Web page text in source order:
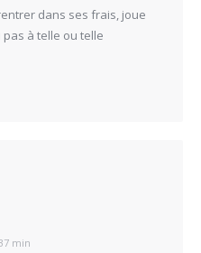
dans ses frais, joue
à telle ou telle
min